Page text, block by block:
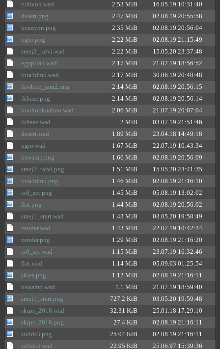
rubicon.wad
2.53 MiB
16.05.19 10:31:40
desert.png
2.47 MiB
02.08.19 20:55:58
hcanyon.png
2.35 MiB
02.08.19 20:56:04
ogro.png
2.22 MiB
02.08.19 21:15:49
smej2_talvi.wad
2.22 MiB
15.05.20 23:37:48
egyptian.wad
2.17 MiB
21.07.19 18:56:52
rota3dm5.wad
2.17 MiB
30.06.19 20:48:48
ikwhite_jam2.png
2.14 MiB
02.08.19 20:56:15
ikbase.png
2.14 MiB
02.08.19 20:56:14
koohookaahoo.wad
2.06 MiB
21.07.19 20:07:04
ikbase.wad
2 MiB
03.07.19 21:51:46
desert.wad
1.89 MiB
23.04.18 14:49:18
ogro.wad
1.67 MiB
22.07.19 10:43:34
hswamp.png
1.66 MiB
02.08.19 20:56:09
smej2_talvi.png
1.51 MiB
15.05.20 23:41:35
rota3dm5.png
1.46 MiB
02.08.19 21:16:10
cr8_set.png
1.45 MiB
05.08.19 13:02:02
flat.png
1.44 MiB
02.08.19 20:56:02
smej1_start.wad
1.43 MiB
03.05.20 19:58:49
zendar.wad
1.43 MiB
22.07.19 10:42:24
zendar.png
1.29 MiB
02.08.19 21:16:20
cr8_set.wad
1.15 MiB
23.07.19 16:32:46
flat.wad
1.14 MiB
05.09.03 01:25:54
skies.png
1.12 MiB
02.08.19 21:16:11
hswamp.wad
1.1 MiB
21.07.19 18:59:40
smej1_start.png
727.2 KiB
03.05.20 19:59:48
skips_2018.wad
32.31 KiB
25.01.18 17:29:10
skips_2018.png
27.4 KiB
02.08.19 21:16:11
solids3.png
25.04 KiB
02.08.19 21:16:11
solids3.wad
22.95 KiB 25.06.97 15:39:36